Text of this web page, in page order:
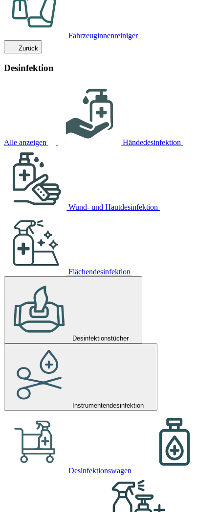
Fahrzeuginnenreiniger
Zurück
Desinfektion
Alle anzeigen Händedesinfektion
Wund- und Hautdesinfektion
Flächendesinfektion
Desinfektionstücher
Instrumentendesinfektion
Desinfektionswagen